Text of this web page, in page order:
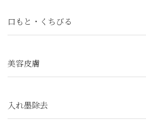
口もと・くちびる
美容皮膚
入れ墨除去